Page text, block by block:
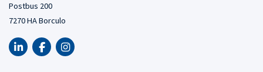
Postbus 200
7270 HA Borculo
LinkedIn van Gemeente Berkelland, opent in nieuw tabblad
Facebook van Gemeente Berkelland, opent in nieuw